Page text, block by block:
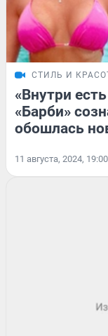
СТИЛЬ И
«Внутри
«Барби»
обошлась
11 августа, 2024, 19:00